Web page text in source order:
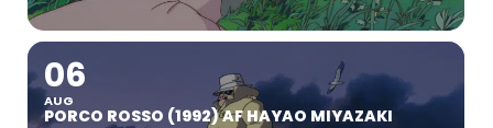
06
AUG
PORCO ROSSO (1992) AF HAYAO MIYAZAKI